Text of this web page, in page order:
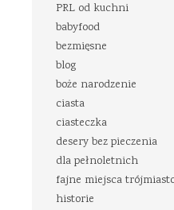
PRL od kuchni
babyfood
bezmięsne
blog
boże narodzenie
ciasta
ciasteczka
desery bez pieczenia
dla pełnoletnich
fajne miejsca
historie